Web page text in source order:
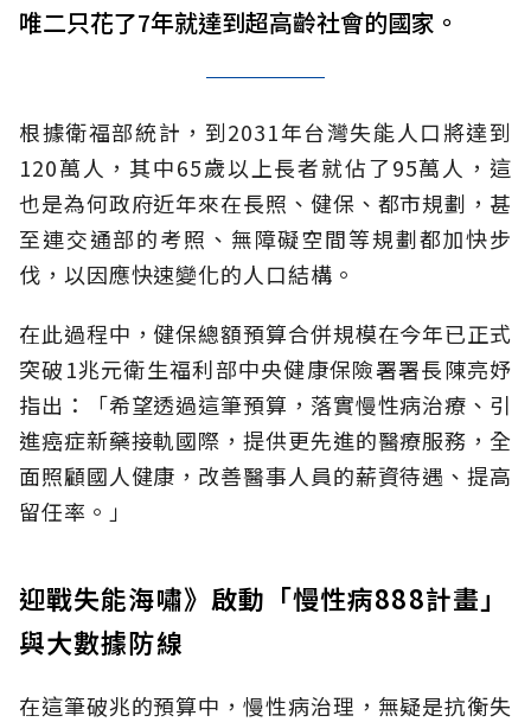
唯二只花了7年就達到超高齡社會的國家。
根據衛福部統計，到2031年台灣失能人口將達到
120萬人，其中65歲以上長者就佔了95萬人，這
也是為何政府近年來在長照、健保、都市規劃，甚
至連交通部的考照、無障礙空間等規劃都加快步
伐，以因應快速變化的人口結構。
在此過程中，健保總額預算合併規模在今年已正式
突破1兆元衛生福利部中央健康保險署署長陳亮妤
指出：「希望透過這筆預算，落實慢性病治療、引
進癌症新藥接軌國際，提供更先進的醫療服務，全
面照顧國人健康，改善醫事人員的薪資待遇、提高
留任率。」
迎戰失能海嘯》啟動「慢性病888計畫」
與大數據防線
在這筆破兆的預算中，慢性病治理，無疑是抗衡失